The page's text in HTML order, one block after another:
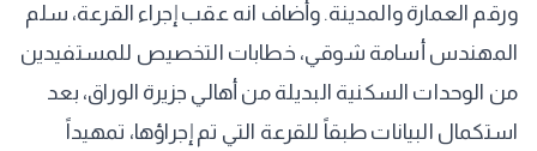
ورقم العمارة والمدينة. وأضاف انه عقب إجراء القرعة، سلم
المهندس أسامة شوقي، خطابات التخصيص للمستفيدين
من الوحدات السكنية البديلة من أهالي جزيرة الوراق، بعد
استكمال البيانات طبقاً للقرعة التي تم إجراؤها، تمهيداً